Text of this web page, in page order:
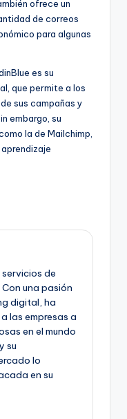
ofrece un
de correos
para algunas
es su
que permite a los
sus campañas y
embargo, su
la de Mailchimp,
de
una pasión
digital, ha
las empresas a
en el mundo
su
lo
en su